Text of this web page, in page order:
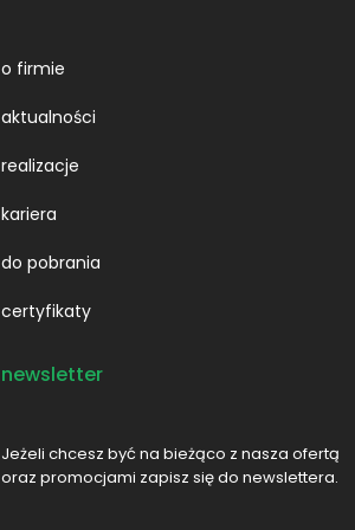
o firmie
aktualności
realizacje
kariera
do pobrania
certyfikaty
newsletter
Jeżeli chcesz być na bieżąco z nasza ofertą
oraz promocjami zapisz się do newslettera.